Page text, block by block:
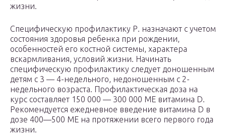
жизни.
Специфическую профилактику Р. назначают с учетом
состояния здоровья ребенка при рождении,
особенностей его костной системы, характера
вскармливания, условий жизни. Начинать
специфическую профилактику следует доношенным
детям с 3 — 4-недельного, недоношенным с 2-
недельного возраста. Профилактическая доза на
курс составляет 150 000 — 300 000 ME витамина D.
Рекомендуется ежедневное введение витамина D в
дозе 400—500 ME на протяжении всего первого года
жизни.